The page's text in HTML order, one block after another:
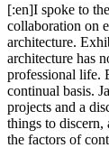
[:en]I spoke to
collaboration on
architecture.
architecture has
professional life.
continual basis.
projects and a
things to discern,
the factors of